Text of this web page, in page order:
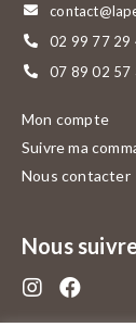
02 99 77 29
07 89 02 57
Mon compte
Suivre ma
Nous contacter
Nous